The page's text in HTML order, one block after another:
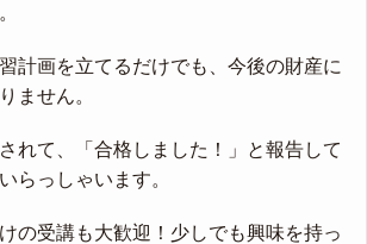
計画を立てるだけでも、今後の財産に
ません。
れて、「合格しました！」と報告して
らっしゃいます。
の受講も大歓迎！少しでも興味を持っ